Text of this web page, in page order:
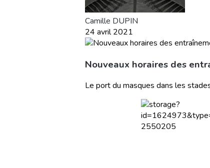
Camille DUPIN
24 avril 2021
Nouveaux horaires des
Le port du masques dans les